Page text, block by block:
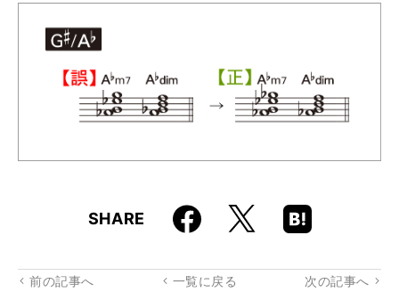
SHARE Faceboo
k
X
Hatena
Boo
rk
前の記事へ 一覧に戻る 次の記事へ